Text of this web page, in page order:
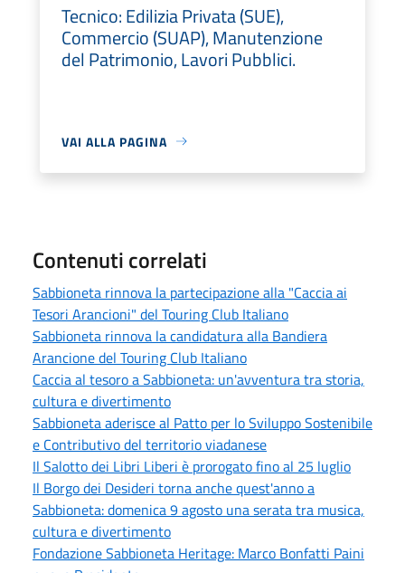
Tecnico: Edilizia Privata (SUE),
Commercio (SUAP), Manutenzione
del Patrimonio, Lavori Pubblici.
VAI ALLA PAGINA
Contenuti correlati
Sabbioneta rinnova la partecipazione alla "Caccia ai
Tesori Arancioni" del Touring Club Italiano
Sabbioneta rinnova la candidatura alla Bandiera
Arancione del Touring Club Italiano
Caccia al tesoro a Sabbioneta: un'avventura tra storia,
cultura e divertimento
Sabbioneta aderisce al Patto per lo Sviluppo Sostenibile
e Contributivo del territorio viadanese
Il Salotto dei Libri Liberi è prorogato fino al 25 luglio
Il Borgo dei Desideri torna anche quest'anno a
Sabbioneta: domenica 9 agosto una serata tra musica,
cultura e divertimento
Fondazione Sabbioneta Heritage: Marco Bonfatti Paini